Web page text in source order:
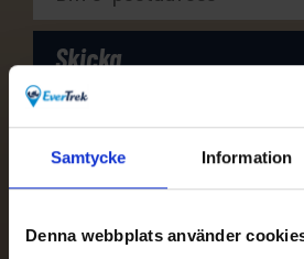
Samtycke Information
Denna webbplats använder